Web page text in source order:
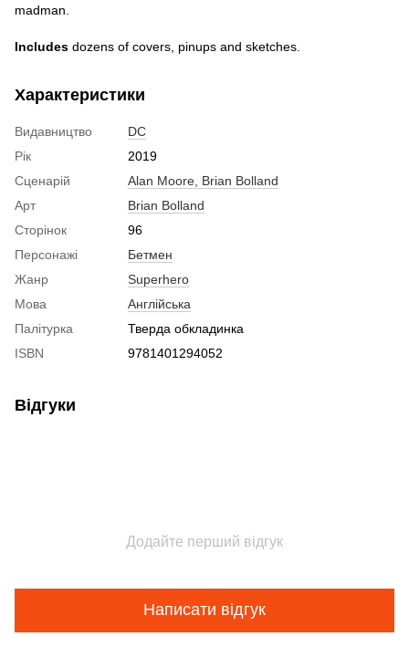
madman.
Includes dozens of covers, pinups and sketches.
Характеристики
Видавництво
DC
Рік
2019
Сценарій
Alan Moore, Brian Bolland
Арт
Brian Bolland
Сторінок
96
Персонажі
Бетмен
Жанр
Superhero
Мова
Англійська
Палітурка
Тверда обкладинка
ISBN
9781401294052
Відгуки
Додайте перший відгук
Написати відгук